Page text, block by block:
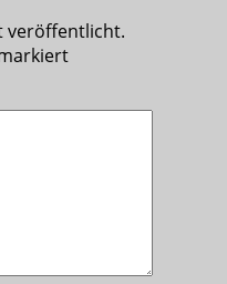
veröffentlicht.